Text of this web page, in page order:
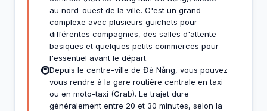
au nord-ouest de la ville. C'est un grand
complexe avec plusieurs guichets pour
différentes compagnies, des salles d'attente
basiques et quelques petits commerces pour
l'essentiel avant le départ.
🚇Depuis le centre-ville de Đà Nẵng, vous pouvez
vous rendre à la gare routière centrale en taxi
ou en moto-taxi (Grab). Le trajet dure
généralement entre 20 et 30 minutes, selon la